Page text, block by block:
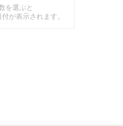
を選ぶと
が表示されます。